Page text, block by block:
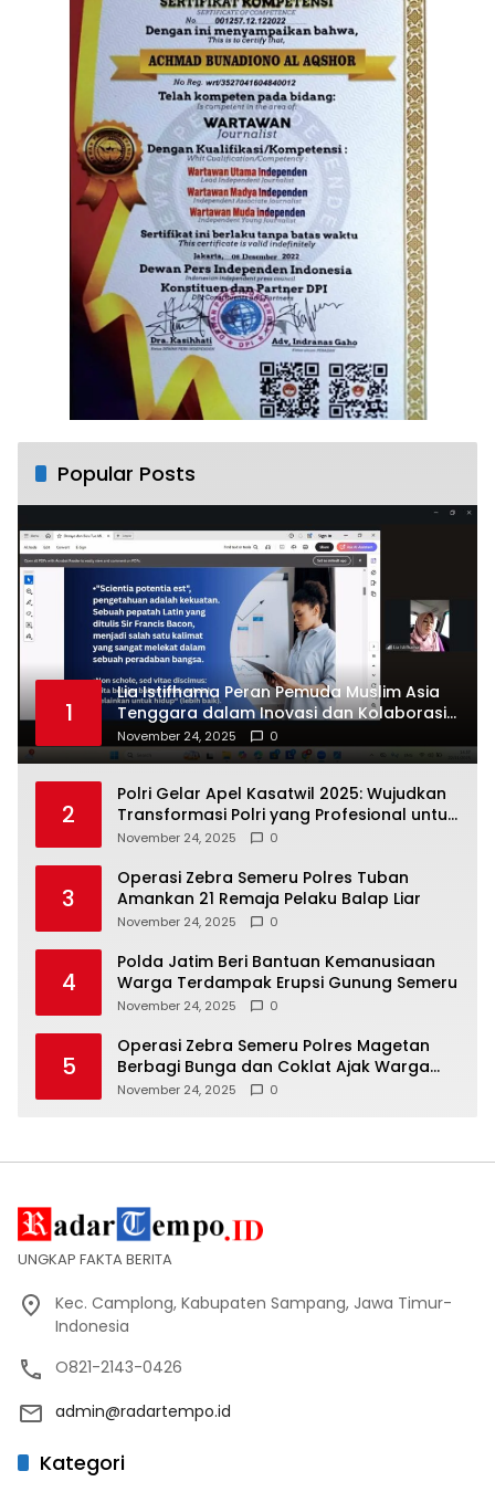
Popular Posts
1
Lia Istifhama Peran Pemuda Muslim Asia
Tenggara dalam Inovasi dan Kolaborasi
Internasional
November 24, 2025 0
2
Polri Gelar Apel Kasatwil 2025: Wujudkan
Transformasi Polri yang Profesional untuk
Masyarakat
November 24, 2025 0
3
Operasi Zebra Semeru Polres Tuban
Amankan 21 Remaja Pelaku Balap Liar
November 24, 2025 0
4
Polda Jatim Beri Bantuan Kemanusiaan
Warga Terdampak Erupsi Gunung Semeru
November 24, 2025 0
5
Operasi Zebra Semeru Polres Magetan
Berbagi Bunga dan Coklat Ajak Warga
Tertib Lalin
November 24, 2025 0
UNGKAP FAKTA BERITA
Kec. Camplong, Kabupaten Sampang, Jawa Timur-
Indonesia
O821-2143-0426
admin@radartempo.id
Kategori